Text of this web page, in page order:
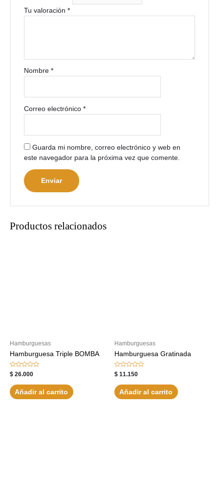
Tu valoración*
Nombre*
Correo electrónico*
Guarda mi nombre, correo electrónico y web en
este navegador para la próxima vez que comente.
Productos relacionados
Hamburguesas
Hamburguesa Triple BOMBA
Valorado
con
de
5
$ 26.000
Añadir al carrito
Hamburguesas
Hamburguesa Gratinada
Valorado
con
de
5
$ 11.150
Añadir al carrito